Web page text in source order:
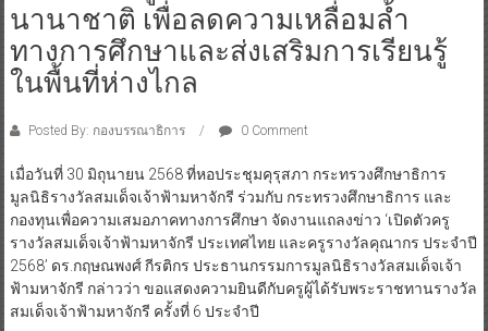
นานาชาติ เพื่อลดความเหลื่อมล้ำ
ทางการศึกษาและส่งเสริมการเรียนรู้
ในพื้นที่ห่างไกล
Posted By: กองบรรณาธิการ 0 Comment
เมื่อวันที่ 30 มิถุนายน 2568 ที่หอประชุมคุรุสภา กระทรวงศึกษาธิการ
มูลนิธิรางวัลสมเด็จเจ้าฟ้ามหาจักรี ร่วมกับ กระทรวงศึกษาธิการ และ
กองทุนเพื่อความเสมอภาคทางการศึกษา จัดงานแถลงข่าว ‘เปิดตัวครู
รางวัลสมเด็จเจ้าฟ้ามหาจักรี ประเทศไทย และครูรางวัลคุณากร ประจำปี
2568’ ดร.กฤษณพงศ์ กีรติกร ประธานกรรมการมูลนิธิรางวัลสมเด็จเจ้า
ฟ้ามหาจักรี กล่าวว่า ขอแสดงความยินดีกับครูผู้ได้รับพระราชทานรางวัล
สมเด็จเจ้าฟ้ามหาจักรี ครั้งที่ 6 ประจำปี